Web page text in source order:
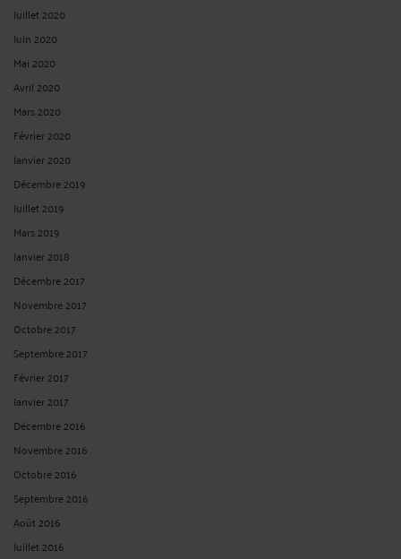
Juillet 2020
Juin 2020
Mai 2020
Avril 2020
Mars 2020
Février 2020
Janvier 2020
Décembre 2019
Juillet 2019
Mars 2019
Janvier 2018
Décembre 2017
Novembre 2017
Octobre 2017
Septembre 2017
Février 2017
Janvier 2017
Décembre 2016
Novembre 2016
Octobre 2016
Septembre 2016
Août 2016
Juillet 2016